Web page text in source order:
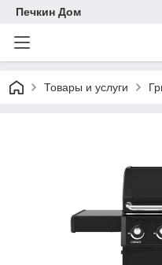
Печкин Дом
Товары и услуги